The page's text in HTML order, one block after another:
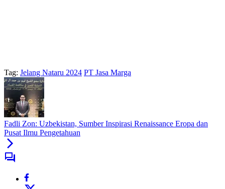
Tag: Jelang Nataru 2024 PT Jasa Marga
Fadli Zon: Uzbekistan, Sumber Inspirasi Renaissance Eropa dan
Pusat Ilmu Pengetahuan